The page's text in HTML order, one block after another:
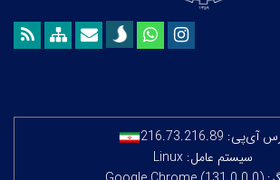
آی‌پی: 216.73.216.89
سیستم عامل: Linux